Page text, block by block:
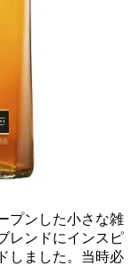
プンした小さな雑
レンドにインスピ
しました。当時必